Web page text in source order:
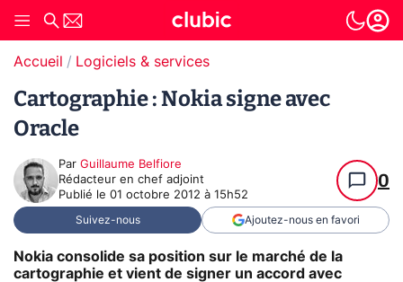
Accueil Logiciels & services
Cartographie : Nokia signe avec
Oracle
Par Guillaume Belfiore
Rédacteur en chef adjoint
Publié le 01 octobre 2012 à 15h52
0
Suivez-nous Ajoutez-nous en favori
Nokia consolide sa position sur le marché de la
cartographie et vient de signer un accord avec